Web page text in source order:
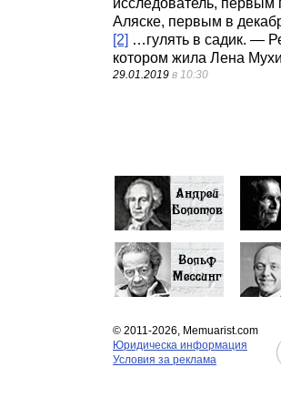
исследователь,
Аляске, первым в
[2] …гулять в садик. —
котором жила Лена
29.01.2019 в 10:30
© 2011-2026, Memuarist.com
Юридическа информация
Условия за реклама